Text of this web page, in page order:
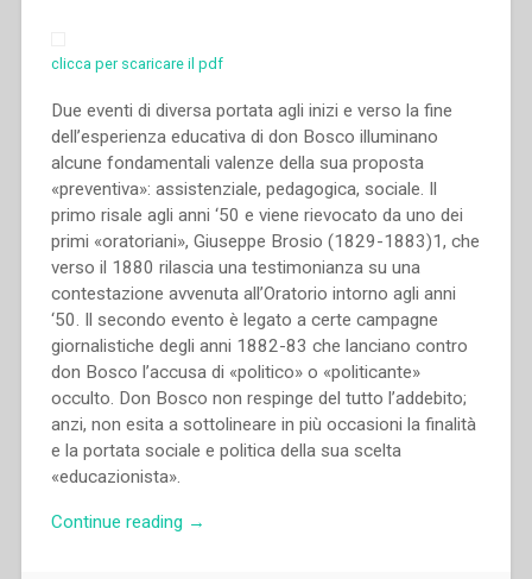
clicca per scaricare il pdf
Due eventi di diversa portata agli inizi e verso la fine
dell’esperienza educativa di don Bosco illuminano
alcune fondamentali valenze della sua proposta
«preventiva»: assistenziale, pedagogica, sociale. Il
primo risale agli anni ‘50 e viene rievocato da uno dei
primi «oratoriani», Giuseppe Brosio (1829-1883)1, che
verso il 1880 rilascia una testimonianza su una
contestazione avvenuta all’Oratorio intorno agli anni
‘50. Il secondo evento è legato a certe campagne
giornalistiche degli anni 1882-83 che lanciano contro
don Bosco l’accusa di «politico» o «politicante»
occulto. Don Bosco non respinge del tutto l’addebito;
anzi, non esita a sottolineare in più occasioni la finalità
e la portata sociale e politica della sua scelta
«educazionista».
Continue reading “Pietro
→